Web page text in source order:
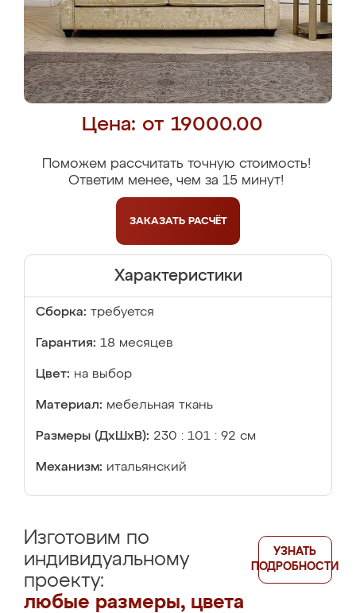
Цена: от 19000.00
Поможем рассчитать точную стоимость!
Ответим менее, чем за 15 минут!
ЗАКАЗАТЬ РАСЧЁТ
Характеристики
Сборка: требуется
Гарантия: 18 месяцев
Цвет: на выбор
Материал: мебельная ткань
Размеры (ДхШхВ): 230 : 101 : 92 см
Механизм: итальянский
Изготовим по
индивидуальному
проекту:
любые размеры, цвета
УЗНАТЬ
ПОДРОБНОСТИ